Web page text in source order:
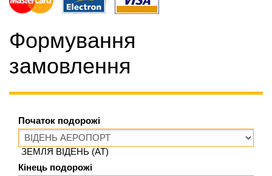
Формування
замовлення
Початок подорожі
ЗЕМЛЯ ВІДЕНЬ (AT)
Кінець подорожі